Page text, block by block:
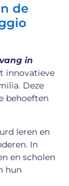
de
in
innovatieve
Deze
behoeften
leren en
In
en scholen
hun